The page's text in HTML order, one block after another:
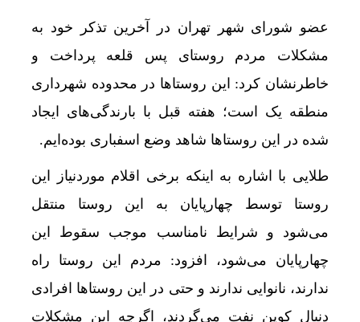
عضو شورای شهر تهران در آخرین تذکر خود به
مشکلات مردم روستای پس قلعه پرداخت و
خاطرنشان کرد: این روستاها در محدوده شهرداری
منطقه یک است؛ هفته قبل با بارندگی‌های ایجاد
شده در این روستاها شاهد وضع اسفباری بوده‌ایم.
طلایی با اشاره به اینکه برخی اقلام موردنیاز این
روستا توسط چهارپایان به این روستا منتقل
می‌شود و شرایط نامناسب موجب سقوط این
چهارپایان می‌شود، افزود: مردم این روستا راه
ندارند، نانوایی ندارند و حتی در این روستاها افرادی
دنبال کوپن نفت می‌گردند، اگرچه این مشکلات